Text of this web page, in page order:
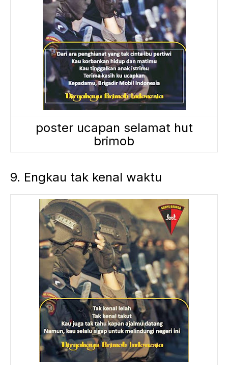
poster ucapan selamat hut
brimob
9. Engkau tak kenal waktu